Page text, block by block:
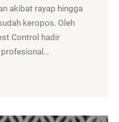
akibat rayap hingga
keropos. Oleh
Control hadir